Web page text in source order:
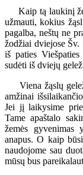
Kaip tą laukinį
užmauti, kokius
pagalba, neštų ne
žodžiai dviejose
iš paties
sudėti iš dviejų
Viena žąslų
amžinai
Jei jį laikysime
Tame apaštalo
žemės gyvenimas
anapus. O kaip
naudojome sau
mūsų bus